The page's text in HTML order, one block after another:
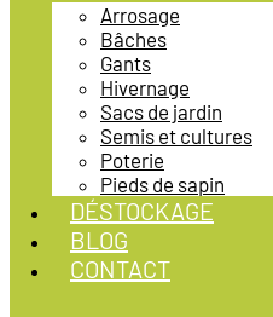
Arrosage
Bâches
Gants
Hivernage
Sacs de jardin
Semis et cultures
Poterie
Pieds de sapin
DÉSTOCKAGE
BLOG
CONTACT